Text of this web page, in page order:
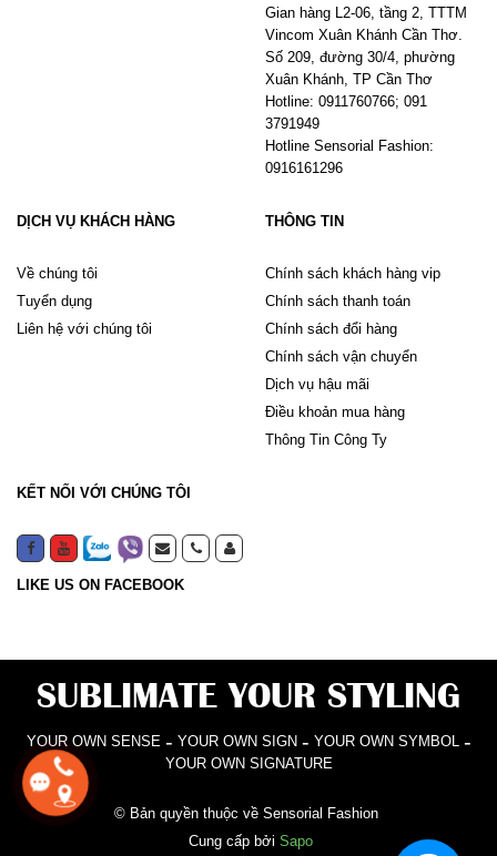
Gian hàng L2-06, tầng 2, TTTM
Vincom Xuân Khánh Cần Thơ.
Số 209, đường 30/4, phường
Xuân Khánh, TP Cần Thơ
Hotline: 0911760766; 091
3791949
Hotline Sensorial Fashion:
0916161296
DỊCH VỤ KHÁCH HÀNG
Về chúng tôi
Tuyển dụng
Liên hệ với chúng tôi
THÔNG TIN
Chính sách khách hàng vip
Chính sách thanh toán
Chính sách đổi hàng
Chính sách vận chuyển
Dịch vụ hậu mãi
Điều khoản mua hàng
Thông Tin Công Ty
KẾT NỐI VỚI CHÚNG TÔI
LIKE US ON FACEBOOK
SUBLIMATE YOUR STYLING
YOUR OWN SENSE - YOUR OWN SIGN - YOUR OWN SYMBOL -
YOUR OWN SIGNATURE
© Bản quyền thuộc về Sensorial Fashion
Cung cấp bởi Sapo